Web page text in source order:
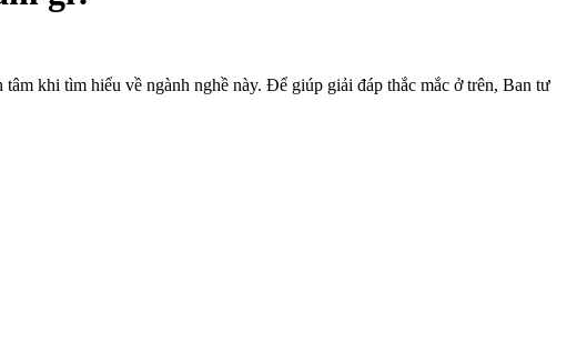
khi tìm hiểu về ngành nghề này. Để giúp giải đáp thắc mắc ở trên, Ban tư